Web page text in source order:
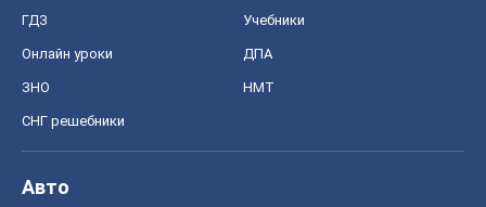
ГДЗ Учебники
Онлайн уроки ДПА
ЗНО НМТ
СНГ решебники
Авто